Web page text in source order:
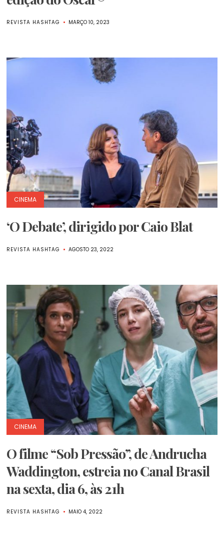
REVISTA HASHTAG MARÇO 10, 2023
CINEMA
‘O Debate’, dirigido por Caio Blat
REVISTA HASHTAG AGOSTO 23, 2022
CINEMA
O filme “Sob Pressão”, de Andrucha
Waddington, estreia no Canal Brasil
na sexta, dia 6, às 21h
REVISTA HASHTAG MAIO 4, 2022